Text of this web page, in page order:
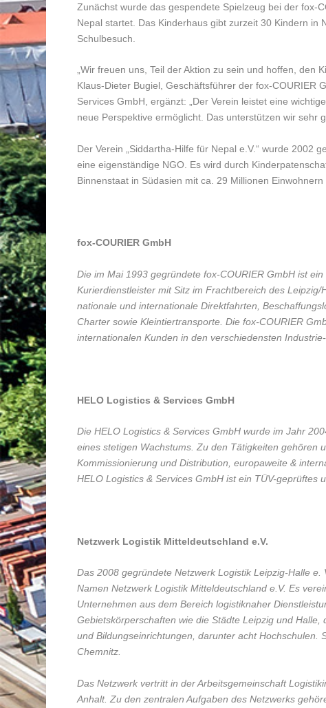
Zunächst wurde das gespendete Spielzeug bei der fox-
Nepal startet. Das Kinderhaus gibt zurzeit 30 Kindern
Schulbesuch.
„Wir freuen uns, Teil der Aktion zu sein und hoffen, den
Klaus-Dieter Bugiel, Geschäftsführer der fox-COURIER
Services GmbH, ergänzt: „Der Verein leistet eine
neue Perspektive ermöglicht. Das unterstützen wir sehr
Der Verein „Siddartha-Hilfe für Nepal e.V.“ wurde 2002
eine eigenständige NGO. Es wird durch
Binnenstaat in Südasien mit ca. 29 Millionen
fox-COURIER GmbH
Die im Mai 1993 gegründete fox-COURIER GmbH ist
Kurierdienstleister mit Sitz im Frachtbereich des
nationale und internationale Direktfahrten,
Charter sowie Kleintiertransporte. Die fox-COURIER
internationalen Kunden in den verschiedensten
HELO Logistics & Services GmbH
Die HELO Logistics & Services GmbH wurde im Jahr
eines stetigen Wachstums. Zu den Tätigkeiten gehören
Kommissionierung und Distribution, europaweite &
HELO Logistics & Services GmbH ist ein TÜV-geprüftes
Netzwerk Logistik Mitteldeutschland e.V.
Das 2008 gegründete Netzwerk Logistik Leipzig-Halle
Namen Netzwerk Logistik Mitteldeutschland e.V. Es
Unternehmen aus dem Bereich logistiknaher
Gebietskörperschaften wie die Städte Leipzig und
und Bildungseinrichtungen, darunter acht Hochschulen.
Chemnitz.
Das Netzwerk vertritt in der Arbeitsgemeinschaft
Anhalt. Zu den zentralen Aufgaben des Netzwerks